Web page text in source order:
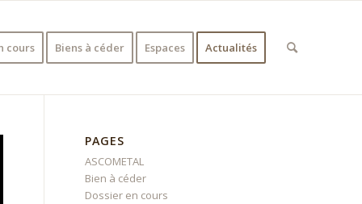
cours Biens à céder Espaces Actualités
PAGES
ASCOMETAL
Bien à céder
Dossier en cours